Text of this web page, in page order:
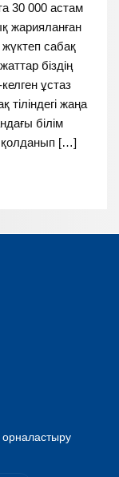
30 000 астам
жарияланған
сабақ
біздің
ұстаз
тіліндегі жаңа
білім
қолданып […]